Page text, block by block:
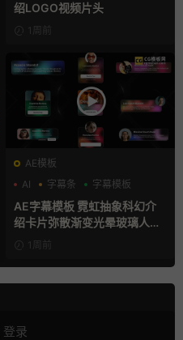
绍LOGO视频片头
1周前
AE模板
AI
字幕条 字幕模板
AE字幕模板 霓虹抽象科幻介
绍卡片弥散渐变光晕玻璃人名
1周前
登录